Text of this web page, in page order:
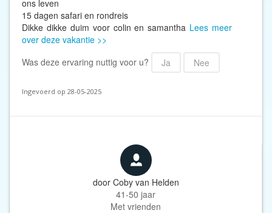
ons leven
15 dagen safari en rondreis
Dikke dikke duim voor colin en samantha Lees meer
over deze vakantie >>
Was deze ervaring nuttig voor u?
Ja Nee
Ingevoerd op 28-05-2025
door Coby van Helden
41-50 jaar
Met vrienden